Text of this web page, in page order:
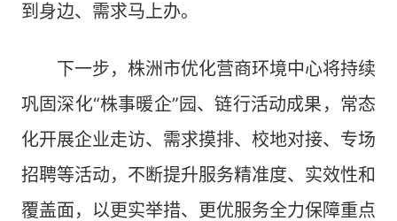
到身边、需求马上办。
下一步，株洲市优化营商环境中心将持续
巩固深化“株事暖企”园、链行活动成果，常态
化开展企业走访、需求摸排、校地对接、专场
招聘等活动，不断提升服务精准度、实效性和
覆盖面，以更实举措、更优服务全力保障重点